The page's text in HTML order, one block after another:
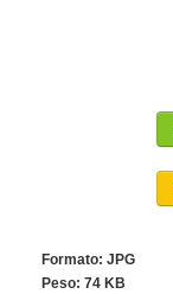
Formato: JPG
Peso: 74 KB